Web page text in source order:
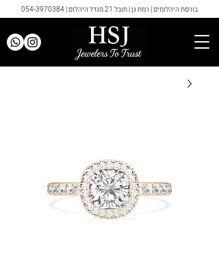
בורסת היהלומים | רמת גן | תובל 21 מגדל היהלום | 054-3970384